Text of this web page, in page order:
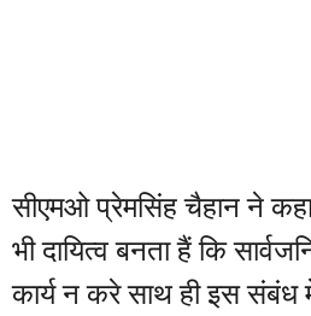
सीएमओ प्रेमसिंह चैहान ने
भी दायित्व बनता हैं कि
कार्य न करे साथ ही इस